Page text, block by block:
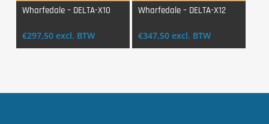
Wharfedale – DELTA-X10
€297,50 excl. BTW
Wharfedale – DELTA-X12
€347,50 excl. BTW